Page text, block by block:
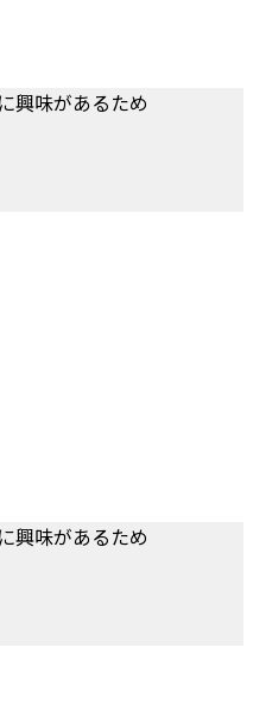
興味があるため
興味があるため